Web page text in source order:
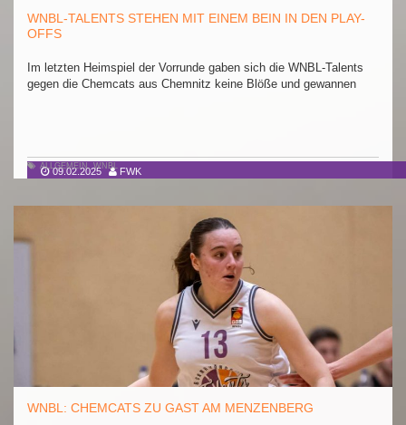
09.02.2025 FWK
WNBL-TALENTS STEHEN MIT EINEM BEIN IN DEN PLAY-
OFFS
Im letzten Heimspiel der Vorrunde gaben sich die WNBL-Talents
gegen die Chemcats aus Chemnitz keine Blöße und gewannen
ALLGEMEIN,WNBL
WNBL: CHEMCATS ZU GAST AM MENZENBERG